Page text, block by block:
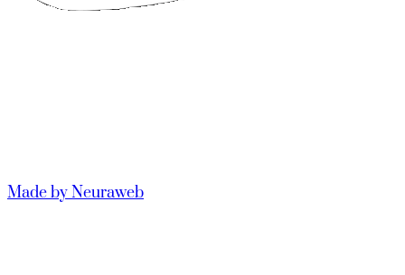
Made by Neuraweb